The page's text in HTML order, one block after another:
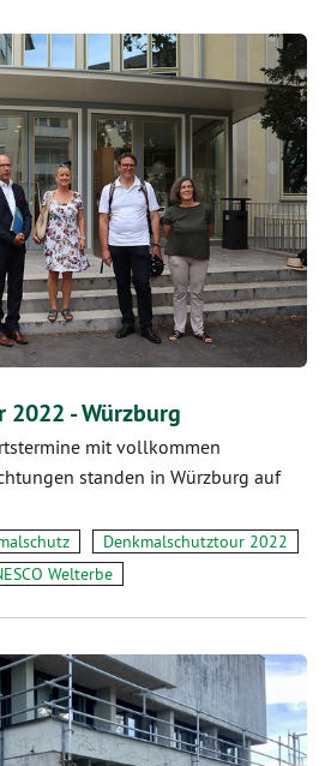
2022 - Würzburg
mit vollkommen
standen in Würzburg auf
Denkmalschutztour 2022
Welterbe